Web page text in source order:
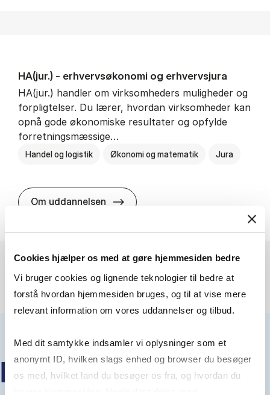
Cookies hjælper os med at gøre hjemmesiden bedre
Vi bruger cookies og lignende teknologier til bedre at
forstå hvordan hjemmesiden bruges, og til at vise mere
relevant information om vores uddannelser og tilbud.
Med dit samtykke indsamler vi oplysninger som et
anonymt ID, hvilken slags enhed og browser du besøger
os med, hvilket land du besøger os fra, og hvordan du
HA(jur.) - erhvervs­økonomi og erhvervs­jura
HA(jur.) handler om virksomheders muligheder og
forpligtelser. Du lærer, hvordan virksomheder kan
opnå gode økonomiske resultater og opfylde
forretningsmæssige…
Handel og logistik Økonomi og matematik Jura
Om uddannelsen HA(jur.) - erhvervs­økonomi og
IN­FO­MØ­DER OM OP­TA­GEL­SE